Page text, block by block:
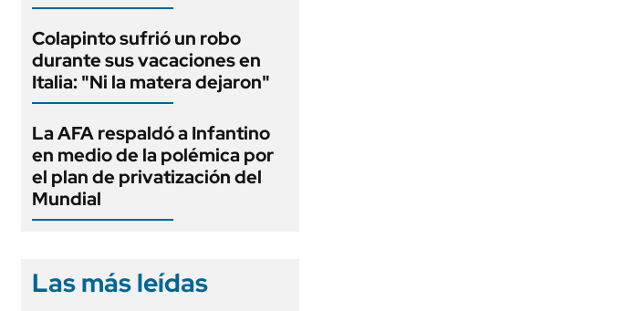
Colapinto sufrió un robo
durante sus vacaciones en
Italia: "Ni la matera dejaron"
La AFA respaldó a Infantino
en medio de la polémica por
el plan de privatización del
Mundial
Las más leídas